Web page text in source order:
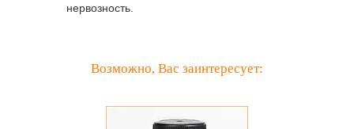
нервозность.
Возможно, Вас заинтересует: